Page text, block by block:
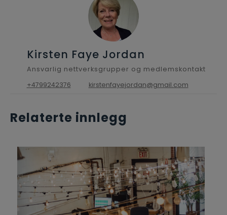
Kirsten Faye Jordan
Ansvarlig nettverksgrupper og medlemskontakt
+4799242376
kirstenfayejordan@gmail.com
Relaterte innlegg